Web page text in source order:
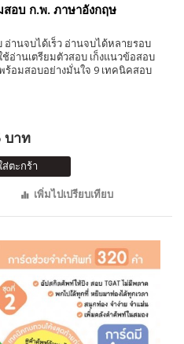
อบ ก.พ. ภาษาอังกฤษ
านจบได้เร็ว อ่านจบได้หลายรอบ
อ่านเตรียมตัวสอบ เก็งแนวข้อสอบ
อมสอบอย่างมั่นใจ 9 เทคนิคสอบ
บาท
ตะกร้า
เพิ่มไปเปรียบเทียบ